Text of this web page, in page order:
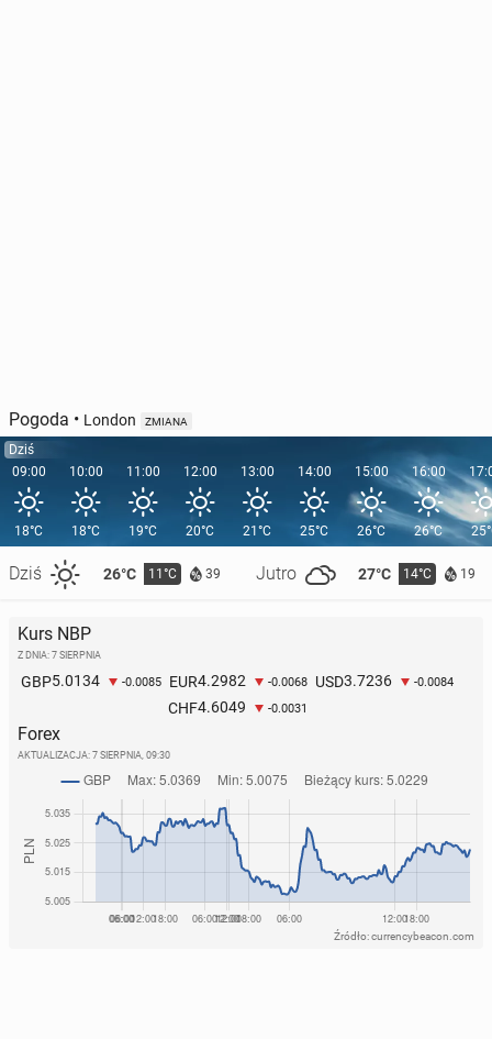
Pogoda • London ZMIANA
Dziś
09:00
18°C
Dziś 26°C 11°C 39 Jutro 27°C 14°C 19
10:00
18°C
11:00
19°C
12:00
20°C
13:00
21°C
14:00
25°C
15:00
26°C
16:00
26°C
Kurs NBP
Z DNIA: 7 SIERPNIA
GBP5.0134 -0.0085 EUR4.2982 -0.0068 USD3.7236 -0.0084
CHF4.6049 -0.0031
Forex
AKTUALIZACJA: 7 SIERPNIA, 09:30
Źródło: currencybeacon.com